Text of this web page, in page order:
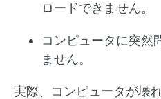
ロードできません。
コンピュータに突然
ません。
実際、コンピュータが壊